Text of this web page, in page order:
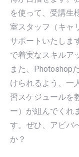
を使って、受講生
室スタッフ（キャ
サポートいたしま
で着実なスキルア
また、Photoshop
けられるよう、一
習スケジュールを
ー）が組んでくれ
す。ぜひ、アビバ
か？